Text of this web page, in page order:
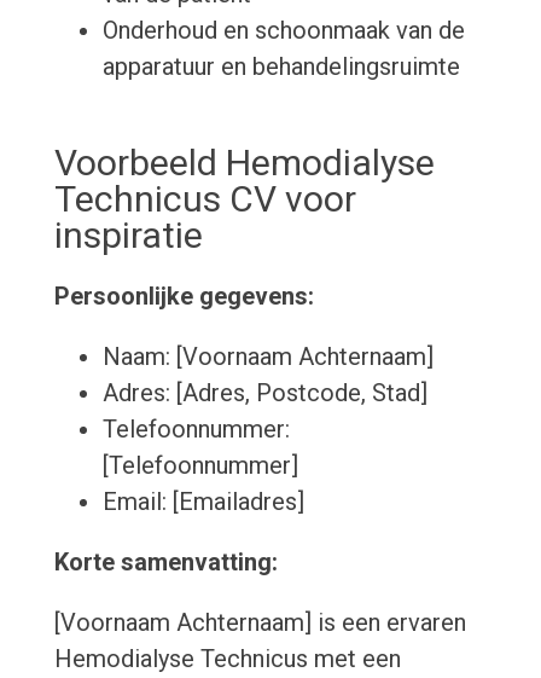
Onderhoud en schoonmaak van de
apparatuur en behandelingsruimte
Voorbeeld Hemodialyse
Technicus CV voor
inspiratie
Persoonlijke gegevens:
Naam: [Voornaam Achternaam]
Adres: [Adres, Postcode, Stad]
Telefoonnummer:
[Telefoonnummer]
Email: [Emailadres]
Korte samenvatting:
[Voornaam Achternaam] is een ervaren
Hemodialyse Technicus met een